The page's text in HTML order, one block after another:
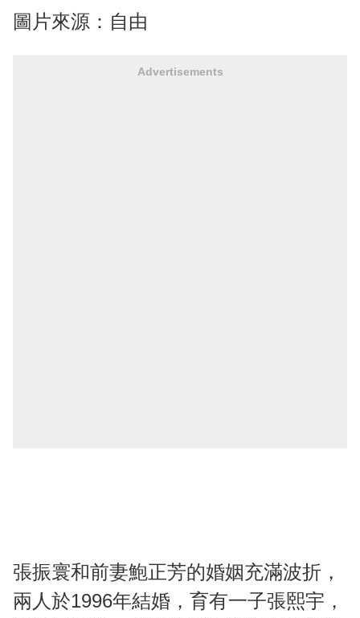
圖片來源：自由
Advertisements
張振寰和前妻鮑正芳的婚姻充滿波折，
兩人於1996年結婚，育有一子張熙宇，